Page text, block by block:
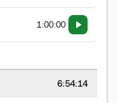
1:00:00
6:54:15